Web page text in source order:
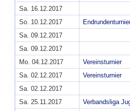
Sa. 16.12.2017
So. 10.12.2017
Sa. 09.12.2017
Sa. 09.12.2017
Mo. 04.12.2017
Vereinsturnier
Sa. 02.12.2017
Vereinsturnier
Sa. 02.12.2017
Sa. 25.11.2017
Verbandsliga